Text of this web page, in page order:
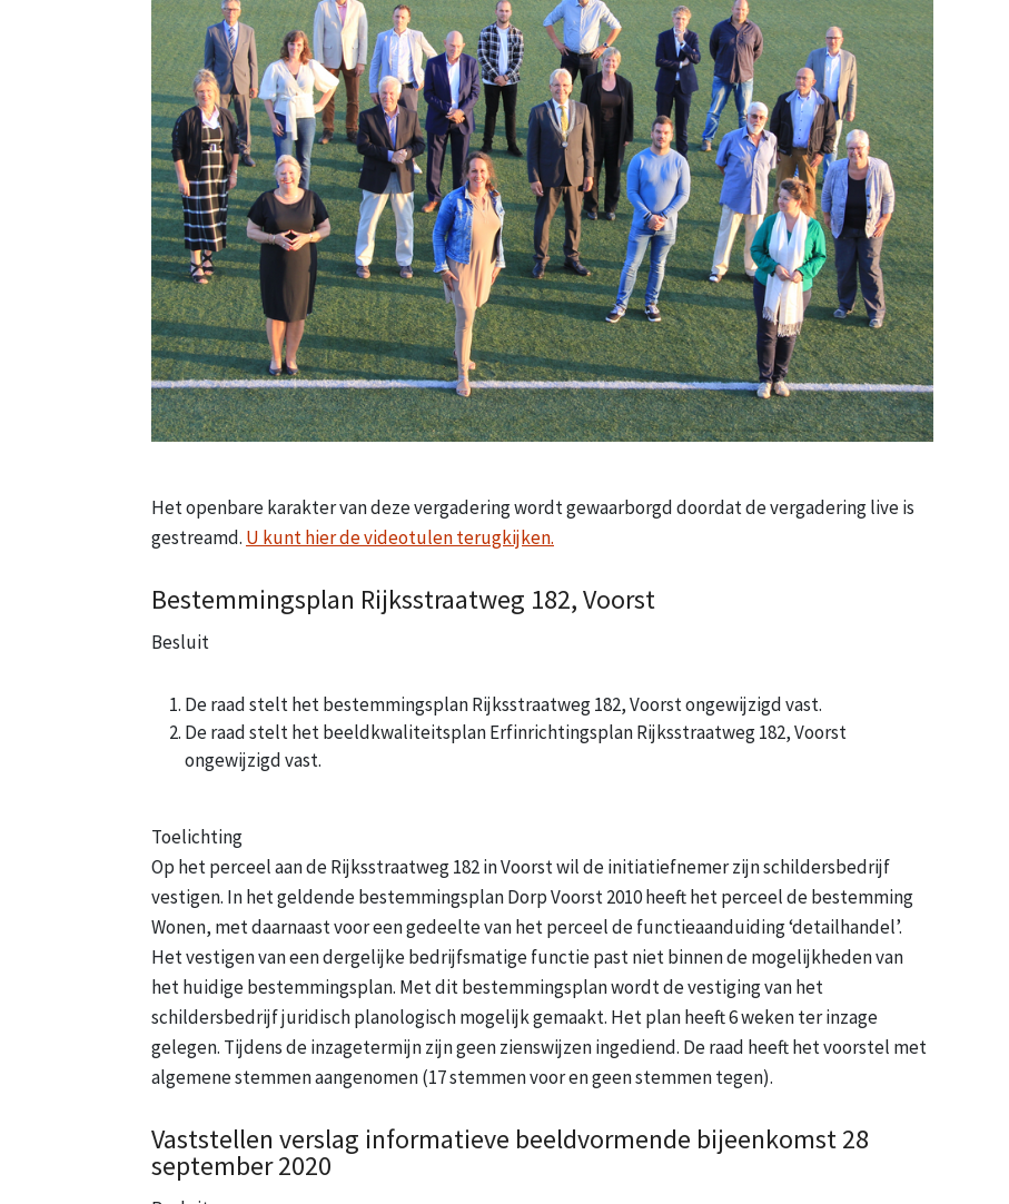
Het openbare karakter van deze vergadering wordt gewaarborgd doordat de vergadering live is
gestreamd. U kunt hier de videotulen terugkijken.
Bestemmingsplan Rijksstraatweg 182, Voorst
Besluit
De raad stelt het bestemmingsplan Rijksstraatweg 182, Voorst ongewijzigd vast.
De raad stelt het beeldkwaliteitsplan Erfinrichtingsplan Rijksstraatweg 182, Voorst
ongewijzigd vast.
Toelichting
Op het perceel aan de Rijksstraatweg 182 in Voorst wil de initiatiefnemer zijn schildersbedrijf
vestigen. In het geldende bestemmingsplan Dorp Voorst 2010 heeft het perceel de bestemming
Wonen, met daarnaast voor een gedeelte van het perceel de functieaanduiding ‘detailhandel’.
Het vestigen van een dergelijke bedrijfsmatige functie past niet binnen de mogelijkheden van
het huidige bestemmingsplan. Met dit bestemmingsplan wordt de vestiging van het
schildersbedrijf juridisch planologisch mogelijk gemaakt. Het plan heeft 6 weken ter inzage
gelegen. Tijdens de inzagetermijn zijn geen zienswijzen ingediend. De raad heeft het voorstel met
algemene stemmen aangenomen (17 stemmen voor en geen stemmen tegen).
Vaststellen verslag informatieve beeldvormende bijeenkomst 28
september 2020